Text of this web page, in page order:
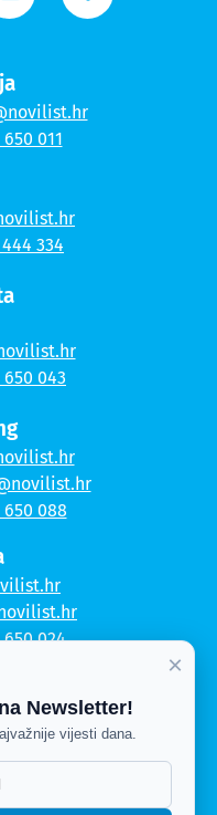
650 011
444 334
650 043
650 088
650 024
×
Newsletter!
vijesti dana.